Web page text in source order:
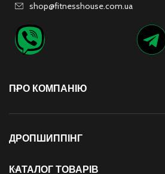
shop@fitnesshouse.com.ua
ПРО КОМПАНІЮ
ДРОПШИППІНГ
КАТАЛОГ ТОВАРІВ